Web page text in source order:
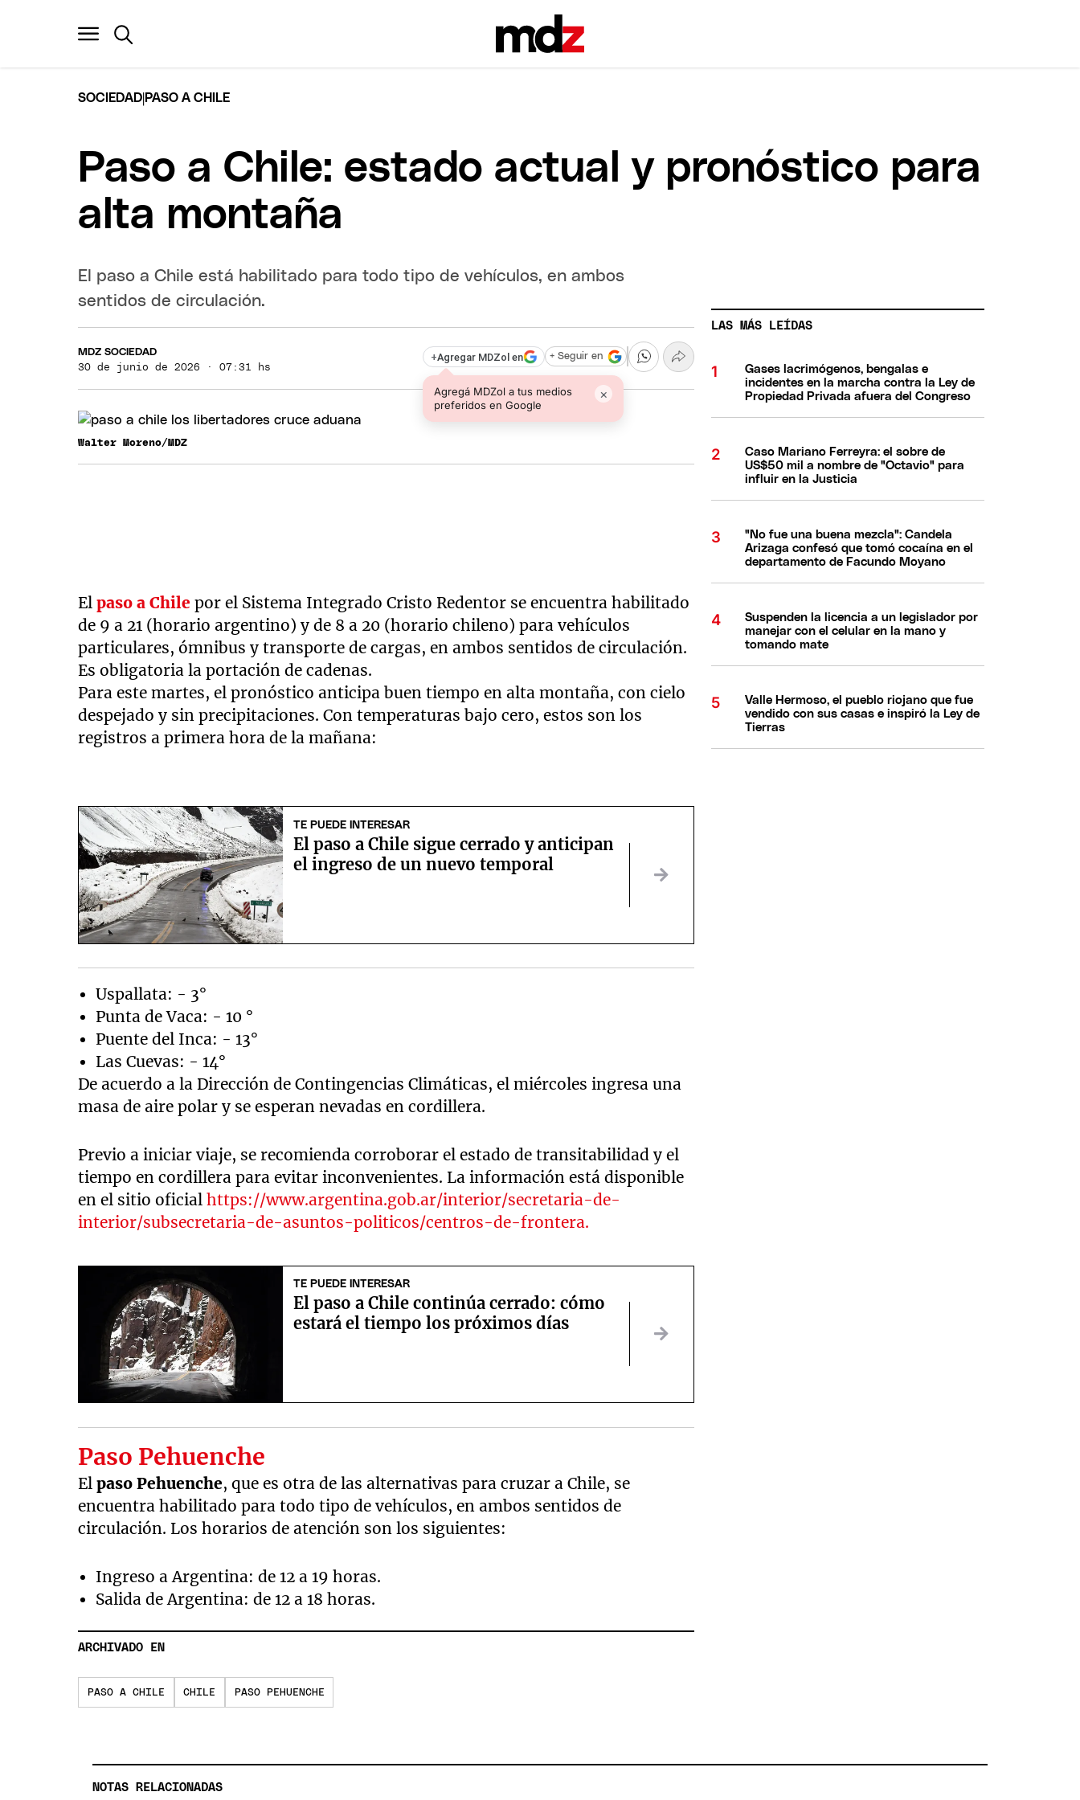
SOCIEDAD PASO A CHILE
Paso a Chile: estado actual y pronóstico para
alta montaña
El paso a Chile está habilitado para todo tipo de vehículos, en ambos
sentidos de circulación.
MDZ SOCIEDAD
30 de junio de 2026 · 07:31 hs
+Agregar MDZol en
Agregá MDZol a tus medios
preferidos en Google
×
+ Seguir en
Walter Moreno/MDZ
El paso a Chile por el Sistema Integrado Cristo Redentor se encuentra habilitado
de 9 a 21 (horario argentino) y de 8 a 20 (horario chileno) para vehículos
particulares, ómnibus y transporte de cargas, en ambos sentidos de circulación.
Es obligatoria la portación de cadenas.
Para este martes, el pronóstico anticipa buen tiempo en alta montaña, con cielo
despejado y sin precipitaciones. Con temperaturas bajo cero, estos son los
registros a primera hora de la mañana:
TE PUEDE INTERESAR
El paso a Chile sigue cerrado y anticipan
el ingreso de un nuevo temporal
Uspallata: - 3°
Punta de Vaca: - 10 °
Puente del Inca: - 13°
Las Cuevas: - 14°
De acuerdo a la Dirección de Contingencias Climáticas, el miércoles ingresa una
masa de aire polar y se esperan nevadas en cordillera.
Previo a iniciar viaje, se recomienda corroborar el estado de transitabilidad y el
tiempo en cordillera para evitar inconvenientes. La información está disponible
en el sitio oficialhttps://www.argentina.gob.ar/interior/secretaria-de-
interior/subsecretaria-de-asuntos-politicos/centros-de-frontera.
TE PUEDE INTERESAR
El paso a Chile continúa cerrado: cómo
estará el tiempo los próximos días
Paso Pehuenche
Elpaso Pehuenche, que es otra de las alternativas para cruzar a Chile, se
encuentra habilitado para todo tipo de vehículos, en ambos sentidos de
circulación. Los horarios de atención son los siguientes:
Ingreso a Argentina: de 12 a 19 horas.
Salida de Argentina: de 12 a 18 horas.
ARCHIVADO EN
PASO A CHILE CHILE PASO PEHUENCHE
LAS MÁS LEÍDAS
Gases lacrimógenos, bengalas e
incidentes en la marcha contra la Ley de
Propiedad Privada afuera del Congreso
Caso Mariano Ferreyra: el sobre de
US$50 mil a nombre de "Octavio" para
influir en la Justicia
"No fue una buena mezcla": Candela
Arizaga confesó que tomó cocaína en el
departamento de Facundo Moyano
Suspenden la licencia a un legislador por
manejar con el celular en la mano y
tomando mate
Valle Hermoso, el pueblo riojano que fue
vendido con sus casas e inspiró la Ley de
Tierras
NOTAS RELACIONADAS